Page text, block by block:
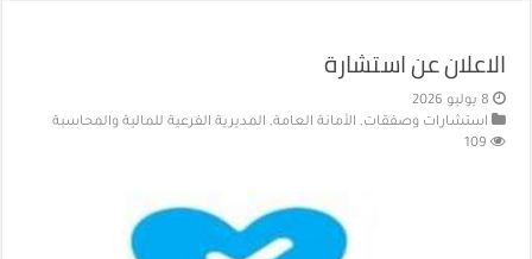
الاعلان عن استشارة
8 يوليو 2026
استشارات وصفقات, الأمانة العامة, المديرية الفرعية للمالية والمحاسبة
109